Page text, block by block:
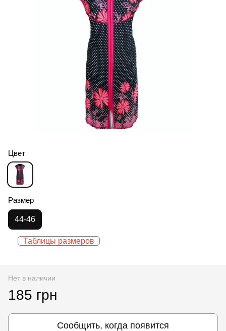
Цвет
Размер
44-46
Таблицы размеров
Нет в наличии
185 грн
Сообщить, когда появится